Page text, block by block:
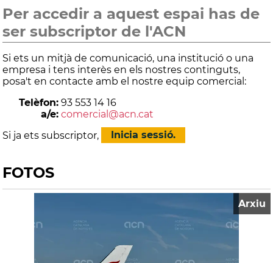
Per accedir a aquest espai has de
ser subscriptor de l'ACN
Si ets un mitjà de comunicació, una institució o una
empresa i tens interès en els nostres continguts,
posa't en contacte amb el nostre equip comercial:
Telèfon: 93 553 14 16
a/e: comercial@acn.cat
Si ja ets subscriptor,
Inicia sessió.
FOTOS
Arxiu